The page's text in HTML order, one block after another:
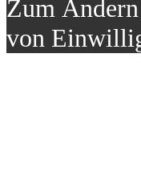
Zum
von